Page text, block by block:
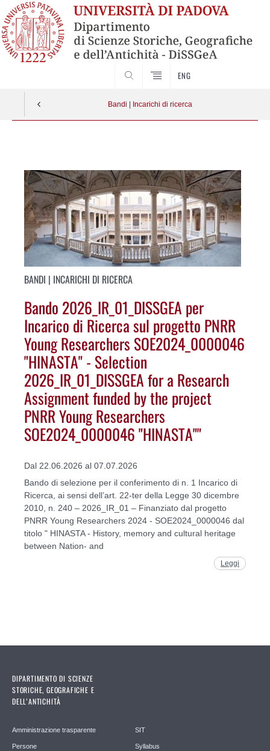
ENG
Bandi | Incarichi di ricerca
contenuto
BANDI | INCARICHI DI RICERCA
Bando 2026_IR_01_DISSGEA per
Incarico di Ricerca sul progetto PNRR
Young Researchers SOE2024_0000046
"HINASTA" - Selection
2026_IR_01_DISSGEA for a Research
Assignment funded by the project
PNRR Young Researchers
SOE2024_0000046 "HINASTA""
Dal 22.06.2026 al 07.07.2026
Bando di selezione per il conferimento di n. 1 Incarico di
Ricerca, ai sensi dell’art. 22-ter della Legge 30 dicembre
2010, n. 240 – 2026_IR_01 – Finanziato dal progetto
PNRR Young Researchers 2024 - SOE2024_0000046 dal
titolo " HINASTA - History, memory and cultural heritage
between Nation- and
Leggi
DIPARTIMENTO DI SCIENZE
STORICHE, GEOGRAFICHE E
DELL’ANTICHITÀ
Amministrazione trasparente
Persone
SIT
Syllabus